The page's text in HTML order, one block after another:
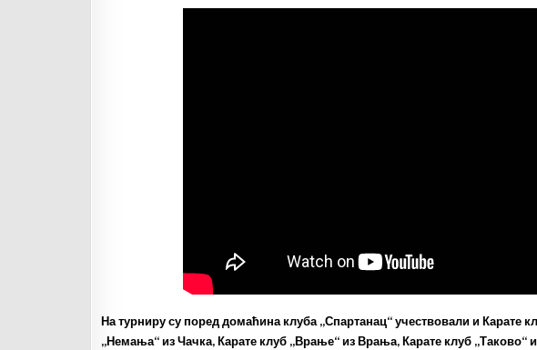
На турниру су поред домаћина клуба „Спартанац“ учествовали и Карате
„Немања“ из Чачка, Карате клуб „Врање“ из Врања, Карате клуб „Таково“